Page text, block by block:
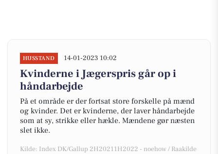
HUSSTAND 14-01-2023 10:02
Kvinderne i Jægerspris går op i
håndarbejde
På et område er der fortsat store forskelle på mænd
og kvinder. Det er kvinderne, der laver håndarbejde
som at sy, strikke eller hækle. Mændene gør næsten
slet ikke.
Kilde: Index DK/Gallup 2H20211H2022 - noehow / Raakilde